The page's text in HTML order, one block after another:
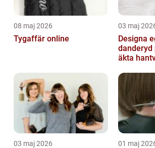
08 maj 2026
Tygaffär online
03 maj
Designa
danderyd personlig form,
äkta
03 maj 2026 01 maj